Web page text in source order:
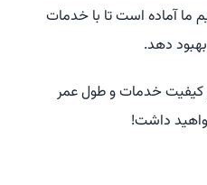
ما آماده است تا با خدمات
دهد.
کیفیت خدمات و طول عمر
داشت!